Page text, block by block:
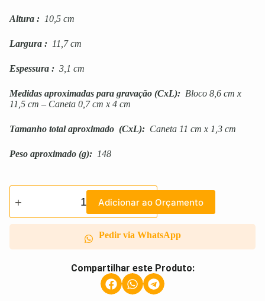
Altura : 10,5 cm
Largura : 11,7 cm
Espessura : 3,1 cm
Medidas aproximadas para gravação (CxL): Bloco 8,6 cm x
11,5 cm – Caneta 0,7 cm x 4 cm
Tamanho total aproximado (CxL): Caneta 11 cm x 1,3 cm
Peso aproximado (g): 148
Adicionar ao Orçamento
Pedir via WhatsApp
Compartilhar este Produto: